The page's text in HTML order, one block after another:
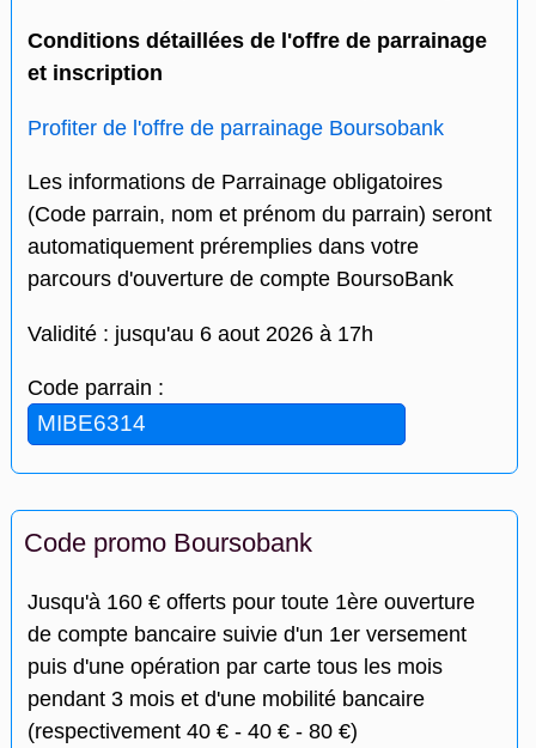
Conditions détaillées de l'offre de parrainage
et inscription
Profiter de l'offre de parrainage Boursobank
Les informations de Parrainage obligatoires
(Code parrain, nom et prénom du parrain) seront
automatiquement préremplies dans votre
parcours d'ouverture de compte BoursoBank
Validité : jusqu'au 6 aout 2026 à 17h
Code parrain :
Code promo Boursobank
Jusqu'à 160 € offerts pour toute 1ère ouverture
de compte bancaire suivie d'un 1er versement
puis d'une opération par carte tous les mois
pendant 3 mois et d'une mobilité bancaire
(respectivement 40 € - 40 € - 80 €)